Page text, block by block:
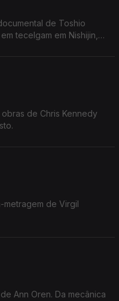
de Toshio
tecelgam em Nishijin,
de Chris Kennedy
de Virgil
Ann Oren. Da mecânica